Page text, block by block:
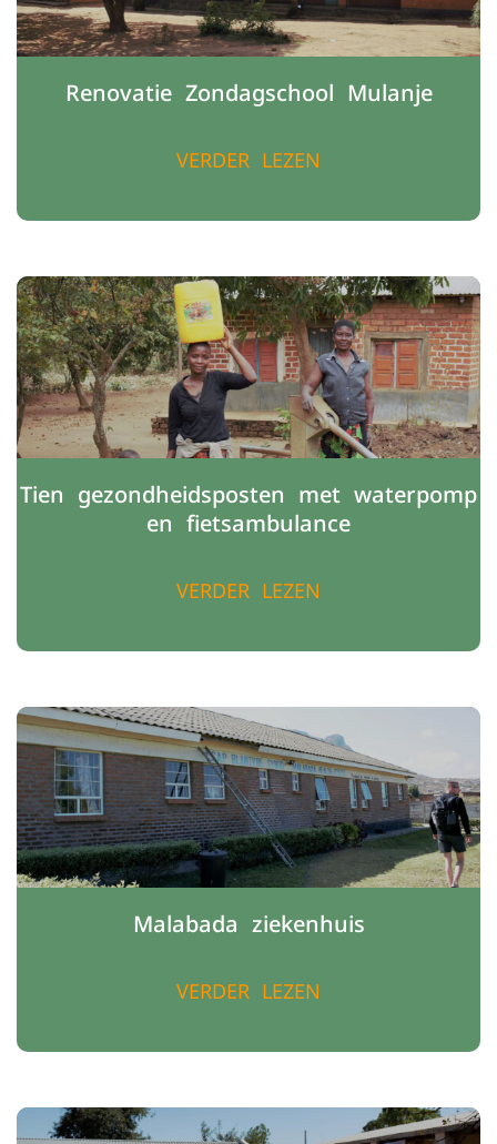
Renovatie Zondagschool Mulanje
VERDER LEZEN
Tien gezondheidsposten met waterpomp
en fietsambulance
VERDER LEZEN
Malabada ziekenhuis
VERDER LEZEN